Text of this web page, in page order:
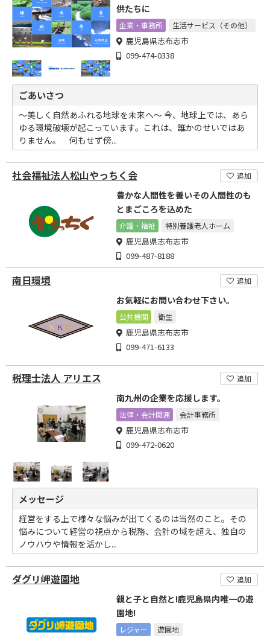
供たちに
企業・事務所 生活サービス（その他）
鹿児島県志布志市
099-474-0338
ごあいさつ
～美しく自然あふれる地球を未来へ～ 今、地球上では、あら
ゆる環境破壊が起こっています。これは、誰かのせいではあ
りません。 何もせず傍...
社会福祉法人松山やっちく会 追加
豊かな人間性を養いその人間性のも
とまごころを込めた
介護・福祉 特別養護老人ホーム
鹿児島県志布志市
099-487-8188
南日環境 追加
お気軽にお問い合わせ下さい。
公共機関 衛生
鹿児島県志布志市
099-471-6133
税理士法人 アリエス 追加
南九州の企業を応援します。
法律・会計関連 会計事務所
鹿児島県志布志市
099-472-0620
メッセージ
経営をする上で様々な悩みが出てくるのは当然のこと。その
悩みについて経営の視点から税務、会計の域を超え、独自の
ノウハウや情報を活かし...
ダグリ岬遊園地 追加
親と子と自然と!鹿児島県内唯一の遊
園地!
レジャー 遊園地